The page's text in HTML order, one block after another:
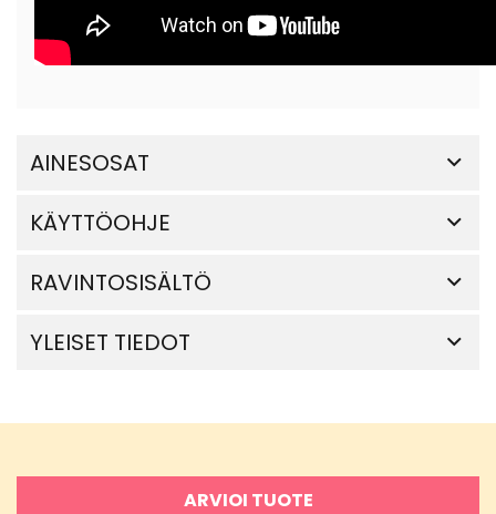
AINESOSAT
KÄYTTÖOHJE
RAVINTOSISÄLTÖ
YLEISET TIEDOT
ARVIOI TUOTE